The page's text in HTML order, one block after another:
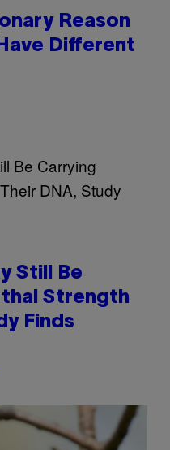
Reason
Different
Still Be
Strength
Finds